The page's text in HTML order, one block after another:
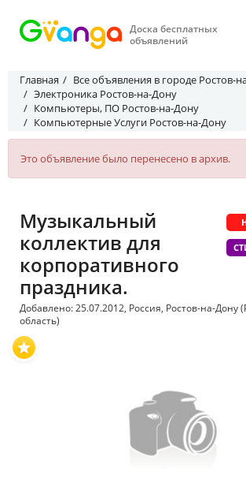
Доска бесплатных
объявлений
Главная
Все объявления в городе Ростов-
Электроника Ростов-на-Дону
Компьютеры, ПО Ростов-на-Дону
Компьютерные Услуги Ростов-на-Дону
Это объявление было перенесено в архив.
Музыкальный
коллектив для
корпоративного
праздника.
Добавлено: 25.07.2012, Россия, Ростов-на-Дону
область)